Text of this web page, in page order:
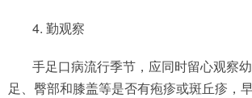
4. 勤观察
手足口病流行季节，应同时留心观察幼
足、臀部和膝盖等是否有疱疹或斑丘疹，